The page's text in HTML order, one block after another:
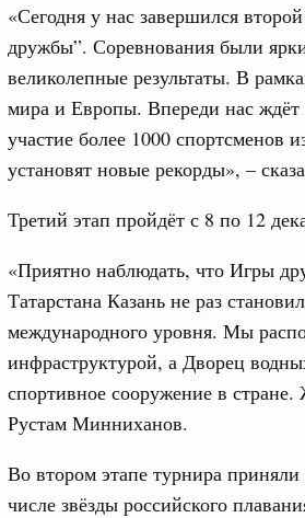
«Сегодня у нас завершился
дружбы”. Соревнования были
великолепные результаты. В
мира и Европы. Впереди нас
участие более 1000 спортсменов
установят новые рекорды», –
Третий этап пройдёт с 8 по 12
«Приятно наблюдать, что Игры
Татарстана Казань не раз
международного уровня. Мы
инфраструктурой, а Дворец
спортивное сооружение в
Рустам Минниханов.
Во втором этапе турнира
числе звёзды российского
в сфере строительства
Более 130
построено под
проект «Инфраструктура
Порядка 200
объектам,
для
политика
Сергей Кравцов и
Гуров
«Кольцо открытий»
экономический союз.